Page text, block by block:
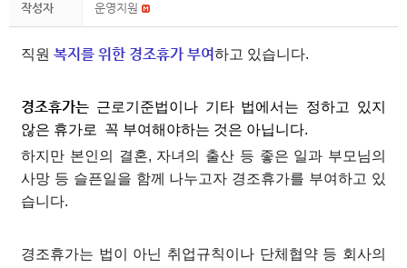
작성자 운영지원
직원 복지를 위한 경조휴가 부여하고 있습니다.
경조휴가는 근로기준법이나 기타 법에서는 정하고 있지
않은 휴가로 꼭 부여해야하는 것은 아닙니다.
하지만 본인의 결혼, 자녀의 출산 등 좋은 일과 부모님의
사망 등 슬픈일을 함께 나누고자 경조휴가를 부여하고 있
습니다.
경조휴가는 법이 아닌 취업규칙이나 단체협약 등 회사의